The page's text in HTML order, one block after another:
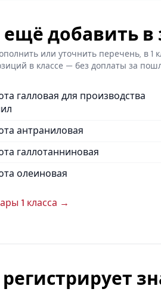
добавить в
или уточнить перечень, в
в классе — без доплаты за
галловая для производства
антраниловая
галлотанниновая
олеиновая
1 класса →
регистрирует